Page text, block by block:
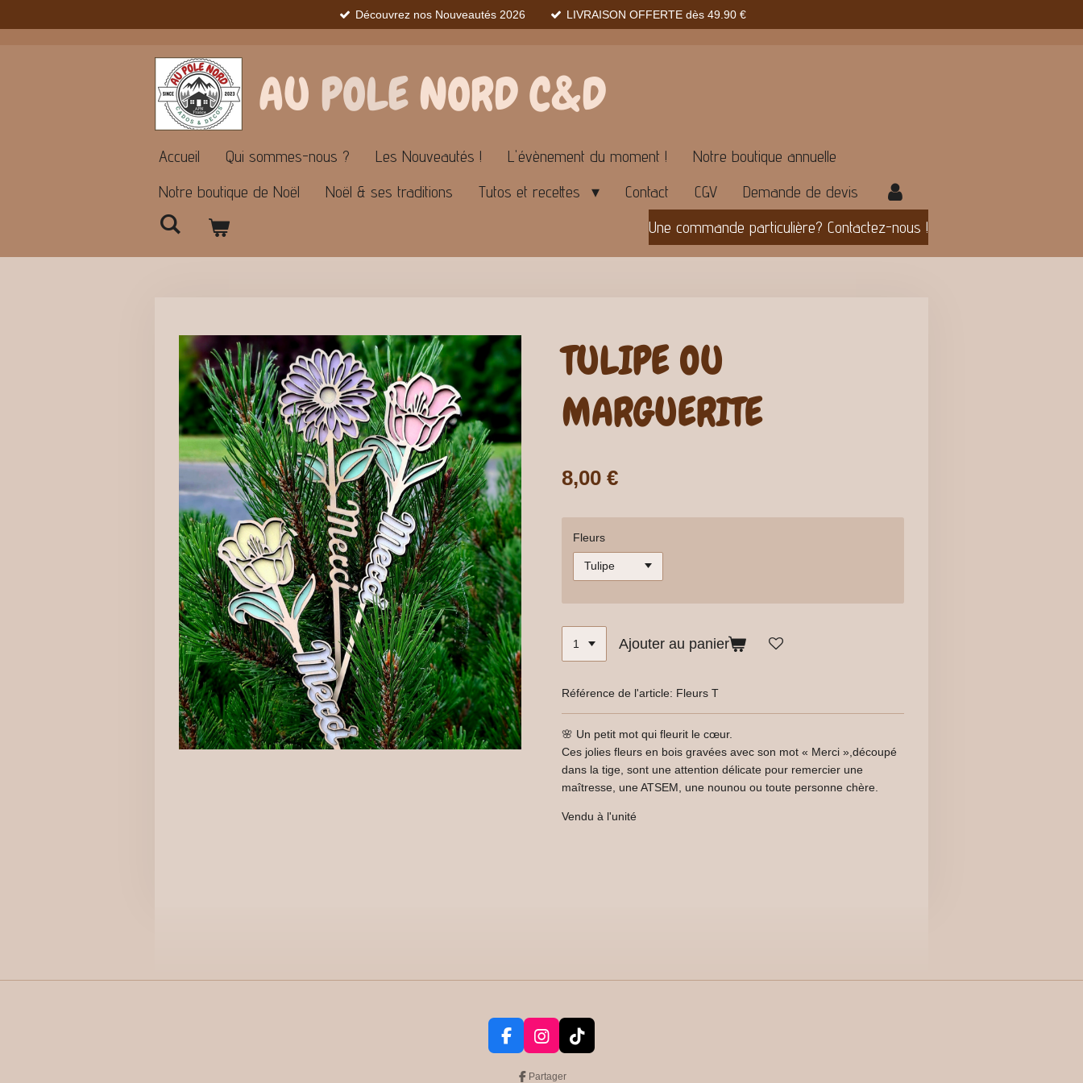
Découvrez nos Nouveautés 2026 LIVRAISON OFFERTE dès 49.90 €
AU POLENORD C&D
Accueil Qui sommes-nous ? Les Nouveautés ! L'évènement du moment !
Notre boutique annuelle
Notre boutique de Noël
Noël & ses traditions Tutos et recettes Contact CGV
Demande de devis
Une commande particulière? Contactez-nous !
TULIPE OU
MARGUERITE
8,00 €
Fleurs
Ajouter au panier
Référence de l'article: Fleurs T
🌸 Un petit mot qui fleurit le cœur.
Ces jolies fleurs en bois gravées avec son mot « Merci »,découpé
dans la tige, sont une attention délicate pour remercier une
maîtresse, une ATSEM, une nounou ou toute personne chère.
Vendu à l'unité
F
I
s
T
Partager